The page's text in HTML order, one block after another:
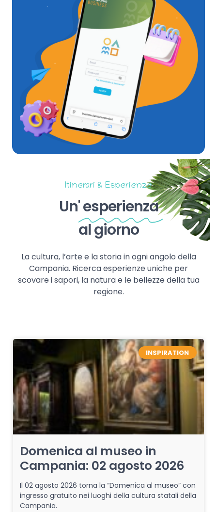
Itinerari & Esperienze
Un'esperienza
al giorno
La cultura, l’arte e la storia in ogni angolo della
Campania. Ricerca esperienze uniche per
scovare i sapori, la natura e le bellezze della tua
regione.
INSPIRATION
Domenica al museo in
Campania: 02 agosto 2026
Il 02 agosto 2026 torna la “Domenica al museo” con
ingresso gratuito nei luoghi della cultura statali della
Campania.